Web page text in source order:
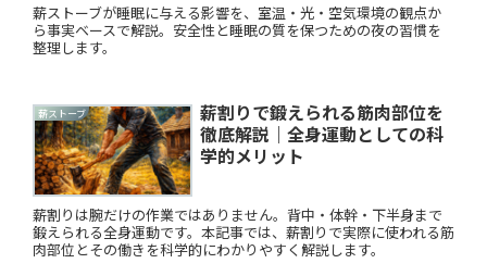
薪ストーブが睡眠に与える影響を、室温・光・空気環境の観点か
ら事実ベースで解説。安全性と睡眠の質を保つための夜の習慣を
整理します。
薪ストーブ
薪割りで鍛えられる筋肉部位を
徹底解説｜全身運動としての科
学的メリット
薪割りは腕だけの作業ではありません。背中・体幹・下半身まで
鍛えられる全身運動です。本記事では、薪割りで実際に使われる筋
肉部位とその働きを科学的にわかりやすく解説します。